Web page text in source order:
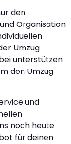
den
Organisation
Umzug
unterstützen
den Umzug
und
noch heute
für deinen